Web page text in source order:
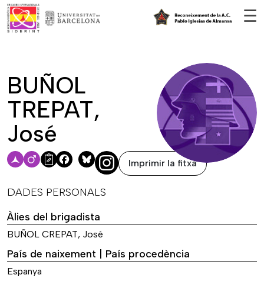
☰
BUÑOL
TREPAT,
José
Facebook
Bluesky Imprimir la fitxa
DADES PERSONALS
Àlies del brigadista
BUÑOL CREPAT, José
País de naixement | País procedència
Espanya